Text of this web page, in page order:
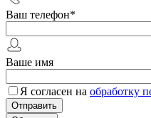
Ваш телефон*
Ваше имя
Я согласен на обработку